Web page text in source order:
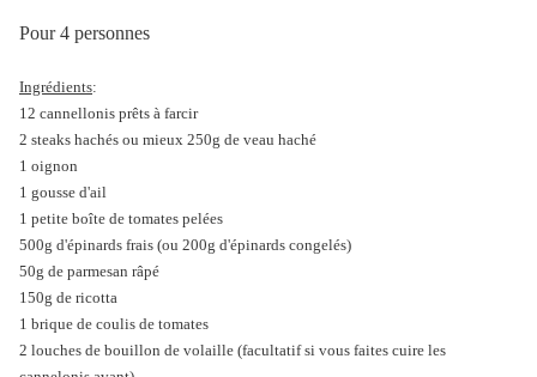
Pour 4 personnes
Ingrédients:
12 cannellonis prêts à farcir
2 steaks hachés ou mieux 250g de veau haché
1 oignon
1 gousse d'ail
1 petite boîte de tomates pelées
500g d'épinards frais (ou 200g d'épinards congelés)
50g de parmesan râpé
150g de ricotta
1 brique de coulis de tomates
2 louches de bouillon de volaille (facultatif si vous faites cuire les